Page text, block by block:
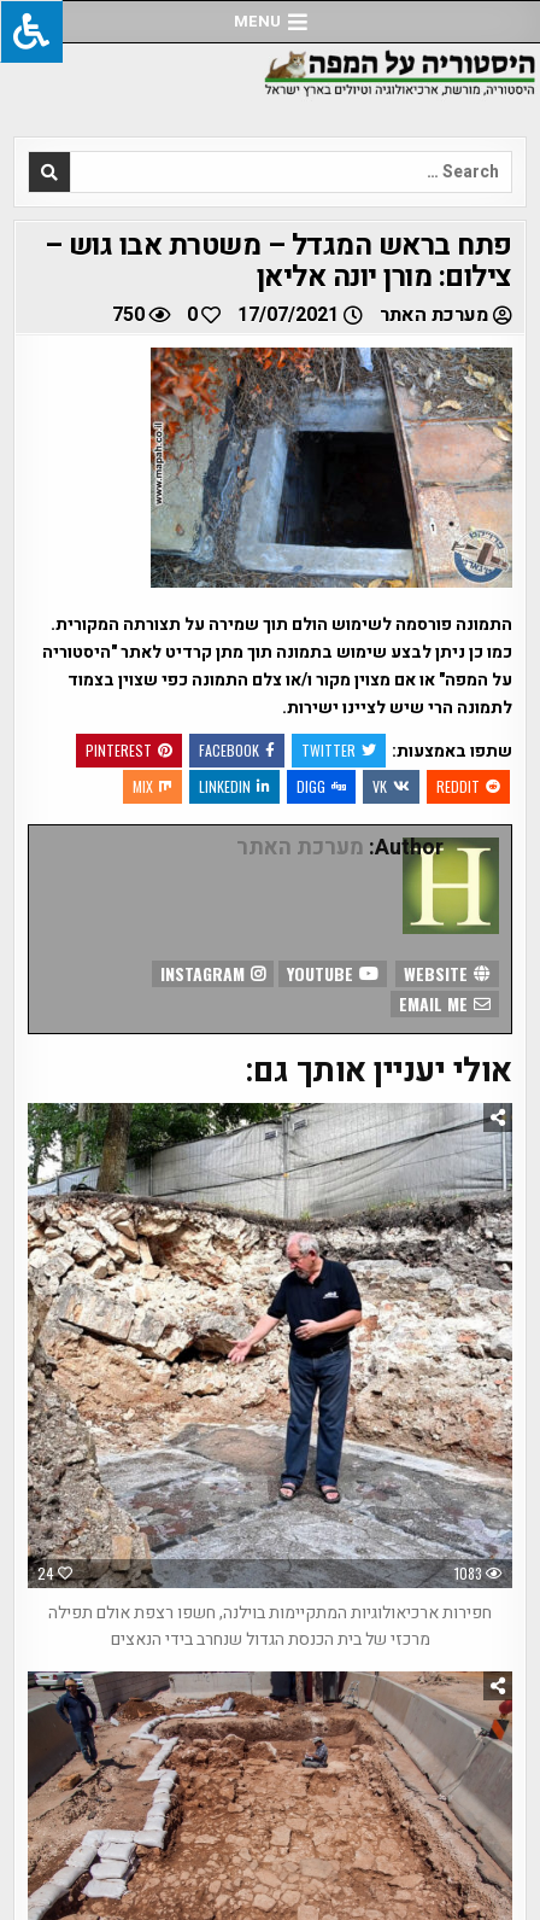
to
content
MENU
Search
for:
פתח בראש המגדל – משטרת אבו גוש –
צילום: מורן יונה אליאן
מערכת האתר 0
750
התמונה פורסמה לשימוש הולם תוך שמירה על תצורתה המקורית.
כמו כן ניתן לבצע שימוש בתמונה תוך מתן קרדיט לאתר "היסטוריה
על המפה" או אם מצוין מקור ו/או צלם התמונה כפי שצוין בצמוד
לתמונה הרי שיש לציינו ישירות.
שתפו באמצעות:
TWITTER
FACEBOOK
PINTEREST
REDDIT
VK
DIGG
LINKEDIN
MIX
Author: מערכת האתר
INSTAGRAM
אולי יעניין אותך גם:
24 1083
חפירות ארכיאולוגיות המתקיימות בוילנה, חשפו רצפת אולם תפילה
מרכזי של בית הכנסת הגדול שנחרב בידי הנאצים